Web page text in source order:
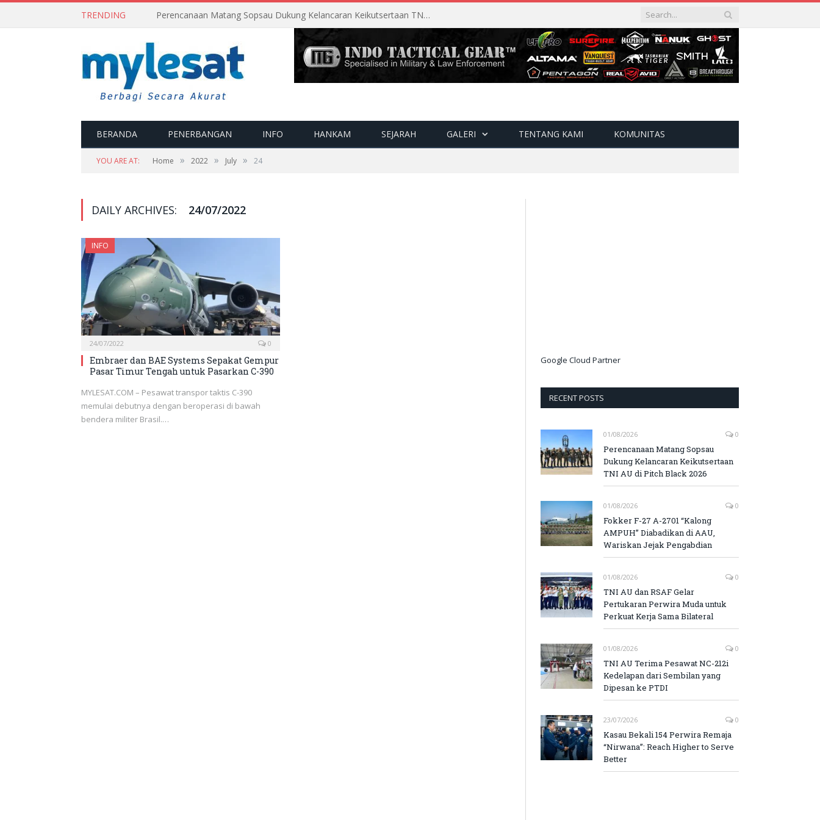
TRENDING Perencanaan Matang Sopsau Dukung Kelancaran Keikutsertaan TNI AU di Pitch Black 2026
BERANDA PENERBANGAN INFO HANKAM SEJARAH GALERI TENTANG KAMI KOMUNITAS
YOU ARE AT: Home » 2022 » July » 24
DAILY ARCHIVES: 24/07/2022
INFO
24/07/2022 0
Embraer dan BAE Systems Sepakat Gempur
Pasar Timur Tengah untuk Pasarkan C-390
MYLESAT.COM – Pesawat transpor taktis C-390
memulai debutnya dengan beroperasi di bawah
bendera militer Brasil.…
Google Cloud Partner
RECENT POSTS
01/08/2026 0
Perencanaan Matang Sopsau
Dukung Kelancaran Keikutsertaan
TNI AU di Pitch Black 2026
01/08/2026 0
Fokker F-27 A-2701 “Kalong
AMPUH” Diabadikan di AAU,
Wariskan Jejak Pengabdian
01/08/2026 0
TNI AU dan RSAF Gelar
Pertukaran Perwira Muda untuk
Perkuat Kerja Sama Bilateral
01/08/2026 0
TNI AU Terima Pesawat NC-212i
Kedelapan dari Sembilan yang
Dipesan ke PTDI
23/07/2026 0
Kasau Bekali 154 Perwira Remaja
“Nirwana”: Reach Higher to Serve
Better